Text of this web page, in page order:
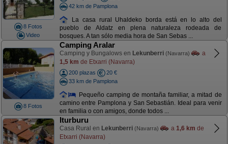
8 Fotos
Video
42 km de Pamplona
La casa rural Uhaldeko borda está en lo alto del
pueblo de Aldatz en plena naturaleza rodeada de
bosques. A tan sólo media hora de San Sebas ...
8 Fotos
Camping Aralar
Camping y Bungalows en Lekunberri (Navarra)
a
1,5 km de Etxarri (Navarra)
200 plazas
20 €
33 km de Pamplona
Pequeño camping de montaña familiar, a mitad de
camino entre Pamplona y San Sebastián. Ideal para venir
en familia o con amigos, donde todos ...
Iturburu
Casa Rural en Lekunberri (Navarra) a 1,6 km de
Etxarri (Navarra)